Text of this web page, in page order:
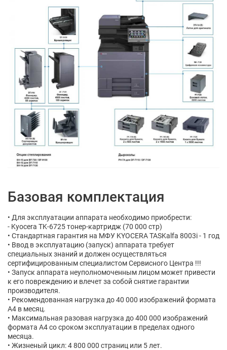
Базовая комплектация
• Для эксплуатации аппарата необходимо приобрести:
- Kyocera TK-6725 тонер-картридж (70 000 стр)
• Стандартная гарантия на МФУ KYOCERA TASKalfa 8003i - 1 год
• Ввод в эксплуатацию (запуск) аппарата требует
специальных знаний и должен осуществляться
сертифицированным специалистом Сервисного Центра !!!
• Запуск аппарата неуполномоченным лицом может привести
к его повреждению и влечет за собой снятие гарантии
производителя.
• Рекомендованная нагрузка до 40 000 изображений формата
A4 в месяц.
• Максимальная разовая нагрузка до 400 000 изображений
формата A4 со сроком эксплуатации в пределах одного
месяца.
• Жизненый цикл: 4 800 000 страниц или 5 лет.